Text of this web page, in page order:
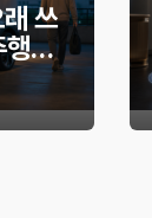
쓰
행거
방